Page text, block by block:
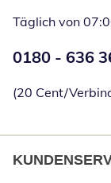
Täglich von
0180 - 636
(20 Cent/